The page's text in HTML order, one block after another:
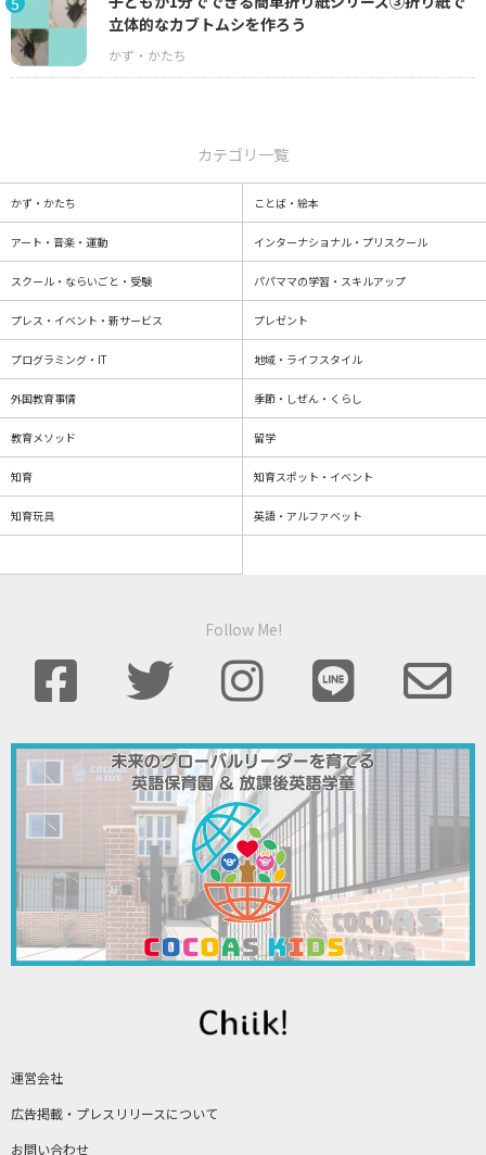
立体的なカブトムシを作ろう
運営会社
広告掲載・プレスリリースについて
お問い合わせ
カテゴリ一覧
かず・かたち ことば・絵本
アート・音楽・運動 インターナショナル・プリスクール
スクール・ならいごと・受験 パパママの学習・スキルアップ
プレス・イベント・新サービス プレゼント
プログラミング・IT 地域・ライフスタイル
外国教育事情 季節・しぜん・くらし
教育メソッド 留学
知育 知育スポット・イベント
知育玩具 英語・アルファベット
Follow Me!